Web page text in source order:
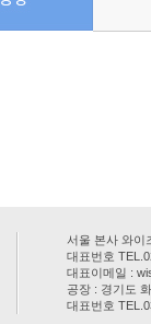
서울 본사 와이
대표번호
대표이메일 :
공장 : 경기도
대표번호